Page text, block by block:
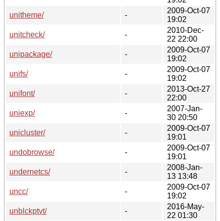
unitheme/
-
2009-Oct-07
19:02
unitcheck/
-
2010-Dec-
22 22:00
unipackage/
-
2009-Oct-07
19:02
unifs/
-
2009-Oct-07
19:02
unifont/
-
2013-Oct-27
22:00
uniexp/
-
2007-Jan-
30 20:50
unicluster/
-
2009-Oct-07
19:01
undobrowse/
-
2009-Oct-07
19:01
undernetcs/
-
2008-Jan-
13 13:48
uncc/
-
2009-Oct-07
19:02
unblckptvt/
-
2016-May-
22 01:30